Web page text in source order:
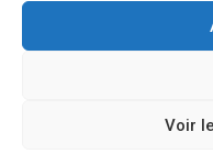
Voir
© 2026 CULTURE